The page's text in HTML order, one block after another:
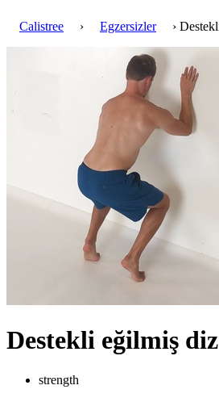
Calistree › Egzersizler ›
Destekli eğilmiş
strength